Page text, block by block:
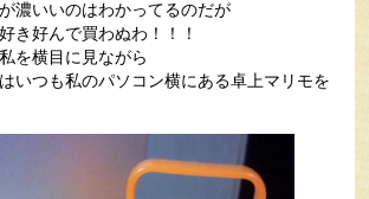
濃いいのはわかってるのだが
き好んで買わぬわ！！！
を横目に見ながら
いつも私のパソコン横にある卓上マリモを